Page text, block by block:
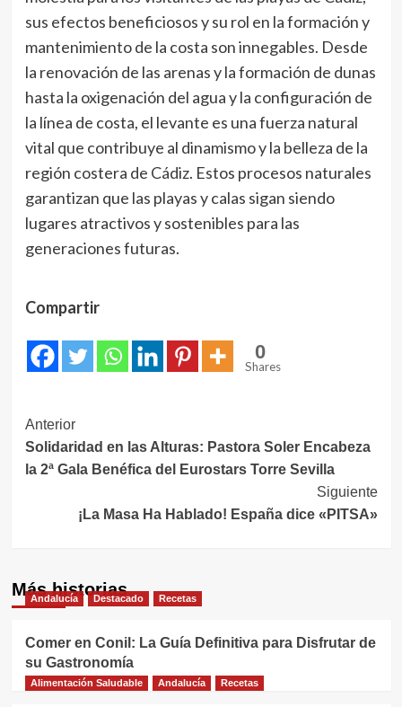
sus efectos beneficiosos y su rol en la formación y
mantenimiento de la costa son innegables. Desde
la renovación de las arenas y la formación de dunas
hasta la oxigenación del agua y la configuración de
la línea de costa, el levante es una fuerza natural
vital que contribuye al dinamismo y la belleza de la
región costera de Cádiz. Estos procesos naturales
garantizan que las playas y calas sigan siendo
lugares atractivos y sostenibles para las
generaciones futuras.
Compartir
0
Shares
Navegación
de
Anterior
Solidaridad en las Alturas: Pastora Soler Encabeza
la 2ª Gala Benéfica del Eurostars Torre Sevilla
Siguiente
¡La Masa Ha Hablado! España dice «PITSA»
Más historias
Andalucía Destacado Recetas
Comer en Conil: La Guía Definitiva para Disfrutar de
su Gastronomía
Alimentación Saludable Andalucía Recetas